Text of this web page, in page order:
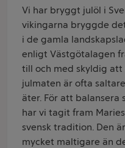
Vi har bryggt julöl i
vikingarna bryggde
i de gamla
enligt Västgötalagen
till och med skyldig att
julmaten är ofta
äter. För att balansera
har vi tagit fram
svensk tradition. Den
mycket maltigare än